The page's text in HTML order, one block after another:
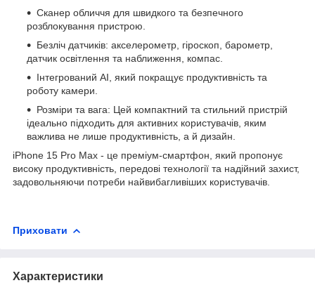
Сканер обличчя для швидкого та безпечного
розблокування пристрою.
Безліч датчиків: акселерометр, гіроскоп, барометр,
датчик освітлення та наближення, компас.
Інтегрований AI, який покращує продуктивність та
роботу камери.
Розміри та вага: Цей компактний та стильний пристрій
ідеально підходить для активних користувачів, яким
важлива не лише продуктивність, а й дизайн.
iPhone 15 Pro Max - це преміум-смартфон, який пропонує
високу продуктивність, передові технології та надійний захист,
задовольняючи потреби найвибагливіших користувачів.
Приховати
Характеристики